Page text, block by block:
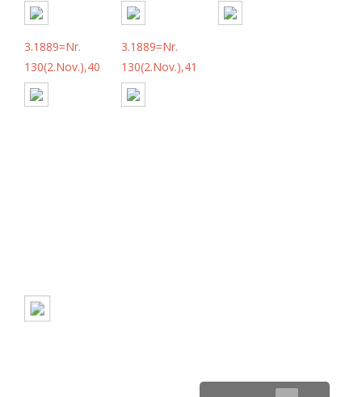
3.1889=Nr.
130(2.Nov.),40
3.1889=Nr.
130(2.Nov.),41